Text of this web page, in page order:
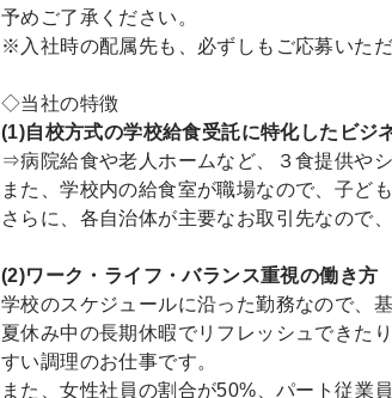
予めご了承ください。
※入社時の配属先も、必ずしもご応募いた
◇当社の特徴
(1)自校方式の学校給食受託に特化したビジ
⇒病院給食や老人ホームなど、３食提供や
また、学校内の給食室が職場なので、子ど
さらに、各自治体が主要なお取引先なので
(2)ワーク・ライフ・バランス重視の働き方
学校のスケジュールに沿った勤務なので、
夏休み中の長期休暇でリフレッシュできた
すい調理のお仕事です。
また、女性社員の割合が50%、パート従業